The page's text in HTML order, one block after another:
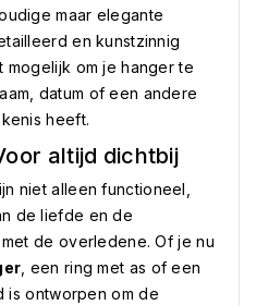
maar elegante
en kunstzinnig
mogelijk om je hanger te
datum of een andere
heeft.
altijd dichtbij
niet alleen functioneel,
de liefde en de
de overledene. Of je nu
, een ring met as of een
is ontworpen om de